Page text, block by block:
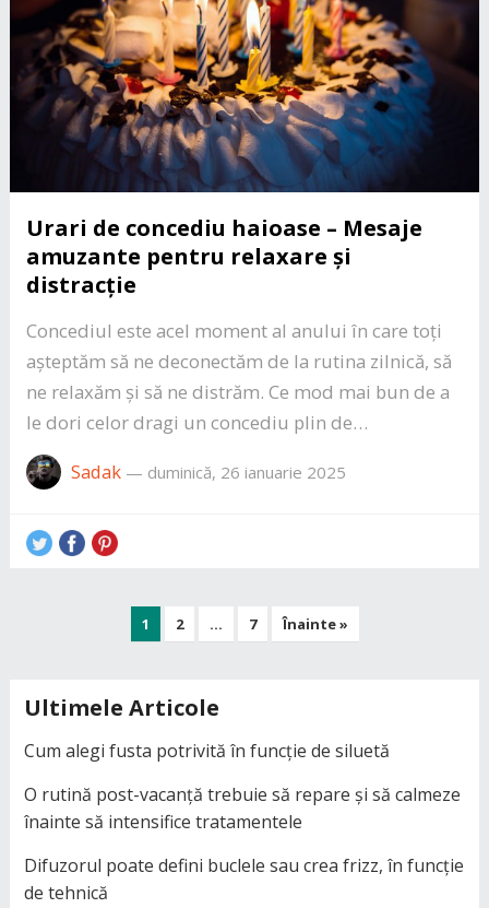
Urari de concediu haioase – Mesaje
amuzante pentru relaxare și
distracție
Concediul este acel moment al anului în care toți
așteptăm să ne deconectăm de la rutina zilnică, să
ne relaxăm și să ne distrăm. Ce mod mai bun de a
le dori celor dragi un concediu plin de…
Sadak— duminică, 26 ianuarie 2025
1 2 … 7 Înainte »
Ultimele Articole
Cum alegi fusta potrivită în funcție de siluetă
O rutină post-vacanță trebuie să repare și să calmeze
înainte să intensifice tratamentele
Difuzorul poate defini buclele sau crea frizz, în funcție
de tehnică